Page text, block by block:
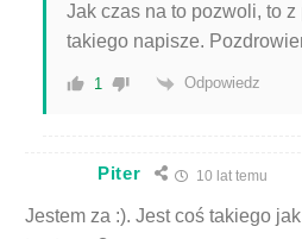
Jak czas na to pozwoli, to
takiego napisze.
1 Odpowiedz
Piter 10 lat temu
Jestem za :). Jest coś takiego